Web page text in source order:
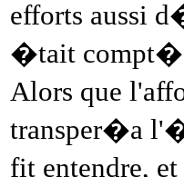
efforts aussi
�tait
Alors que
transper�a
fit entendre,